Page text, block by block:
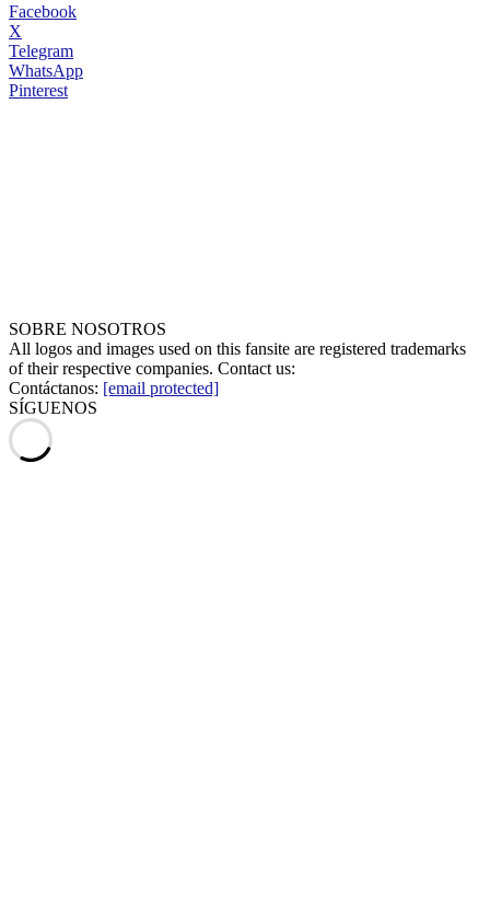
Facebook
X
Telegram
WhatsApp
Pinterest
SOBRE NOSOTROS
All logos and images used on this fansite are registered trademarks
of their respective companies. Contact us:
Contáctanos: [email protected]
SÍGUENOS